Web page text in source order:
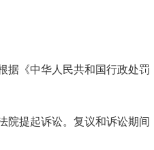
据《中华人民共和国行政处罚
院提起诉讼。复议和诉讼期间